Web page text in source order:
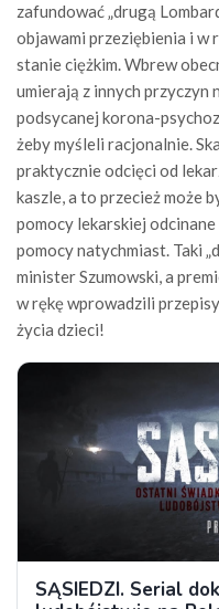
zafundować „drugą
objawami przeziębienia i w
stanie ciężkim. Wbrew
umierają z innych przyczyn
podsycanej korona-
żeby myśleli racjonalnie.
praktycznie odcięci od
kaszle, a to przecież może
pomocy lekarskiej
pomocy natychmiast. Taki
minister Szumowski, a
w rękę wprowadzili
życia dzieci!